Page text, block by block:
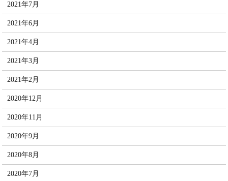
2021年7月
2021年6月
2021年4月
2021年3月
2021年2月
2020年12月
2020年11月
2020年9月
2020年8月
2020年7月